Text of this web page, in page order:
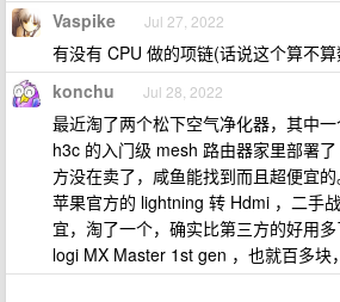
Vaspike Jul 27, 2022
有没有 CPU 做的项链(话说这个算不
konchu Jul 28, 2022
最近淘了两个松下空气净化器，其中一
h3c 的入门级 mesh 路由器家里部署
方没在卖了，咸鱼能找到而且超便宜的
苹果官方的 lightning 转 Hdmi ，二手
宜，淘了一个，确实比第三方的好用多
logi MX Master 1st gen ，也就百多块